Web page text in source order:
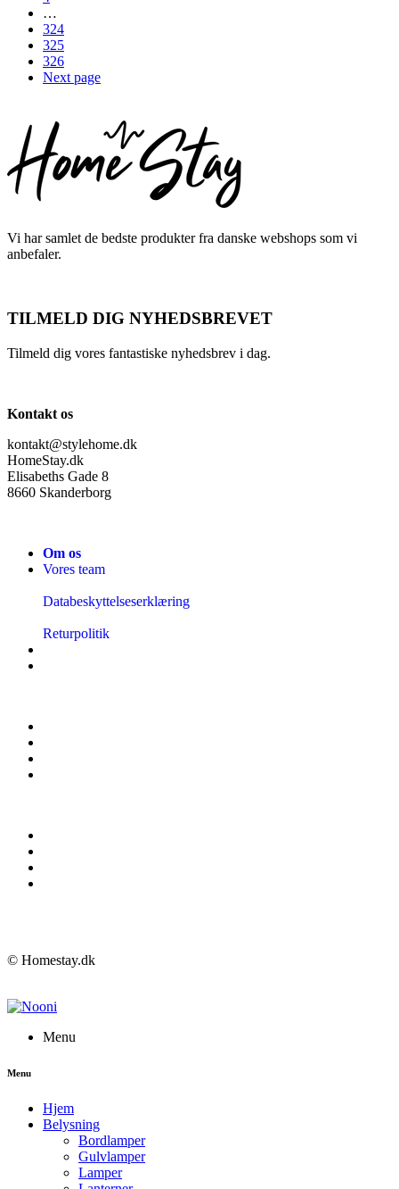
…
324
325
326
Next page
Vi har samlet de bedste produkter fra danske webshops som vi
anbefaler.
TILMELD DIG NYHEDSBREVET
Tilmeld dig vores fantastiske nyhedsbrev i dag.
Kontakt os
kontakt@stylehome.dk
HomeStay.dk
Elisabeths Gade 8
8660 Skanderborg
Om os
Vores team
Databeskyttelseserklæring
Returpolitik
© Homestay.dk
Menu
Menu
Hjem
Belysning
Bordlamper
Gulvlamper
Lamper